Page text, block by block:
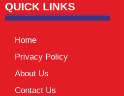
QUICK LINKS
Home
Privacy Policy
About Us
Contact Us